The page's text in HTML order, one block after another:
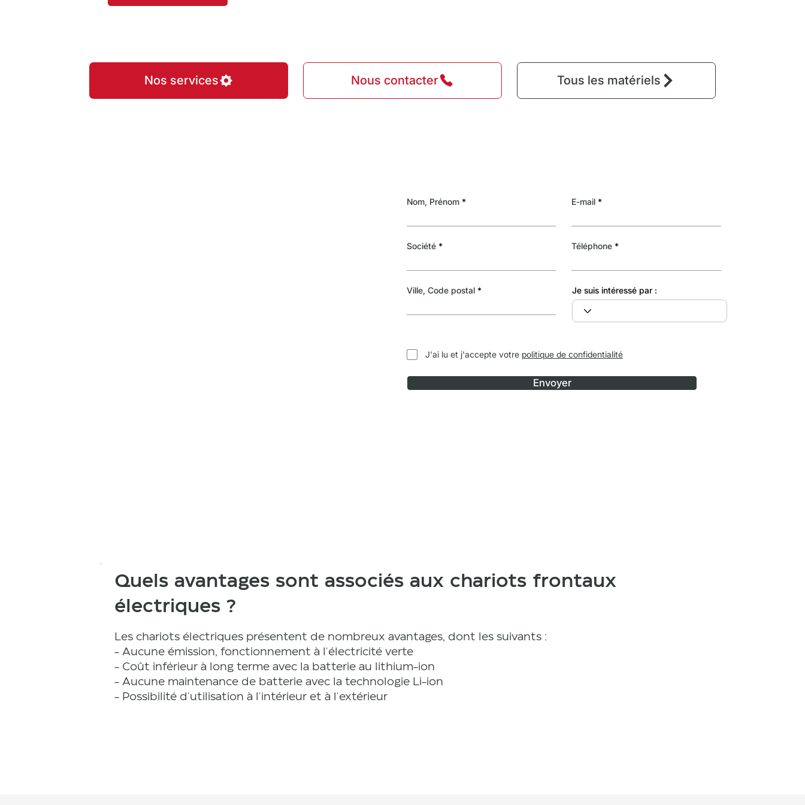
Nos services Nous contacter Tous les matériels
Nom, Prénom
Société
Ville, Code postal
E-mail
Téléphone
Je suis intéressé par :
J'ai lu et j'accepte votre politique de confidentialité
Envoyer
Quels avantages sont associés aux chariots frontaux
électriques ?
Les chariots électriques présentent de nombreux avantages, dont les suivants :
- Aucune émission, fonctionnement à l'électricité verte
- Coût inférieur à long terme avec la batterie au lithium-ion
- Aucune maintenance de batterie avec la technologie Li-ion
- Possibilité d'utilisation à l'intérieur et à l'extérieur